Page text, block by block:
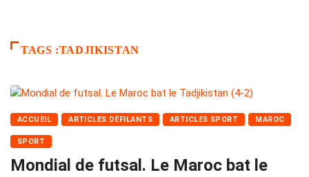
TAGS :TADJIKISTAN
ACCUEIL ARTICLES DÉFILANTS ARTICLES SPORT MAROC
SPORT
Mondial de futsal. Le Maroc bat le